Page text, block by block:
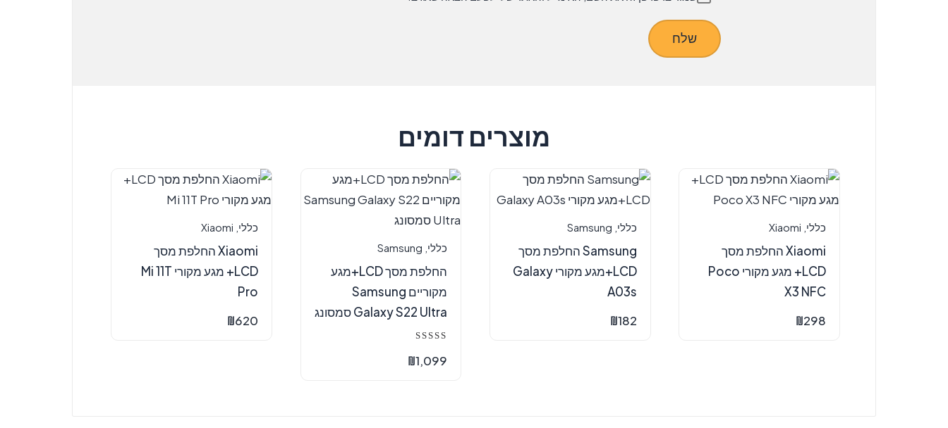
מוצרים דומים
כללי Xiaomi
Xiaomi החלפת מסך
LCD+ מגע מקורי Poco
X3 NFC
₪298
כללי Samsung
Samsung החלפת מסך
LCD+מגע מקורי Galaxy
A03s
₪182
כללי Samsung
החלפת מסך LCD+מגע
מקוריים Samsung
Galaxy S22 Ultra סמסונג
5.00
מתוך 5 ₪1,099
כללי Xiaomi
Xiaomi החלפת מסך
LCD+ מגע מקורי Mi 11T
Pro
₪620